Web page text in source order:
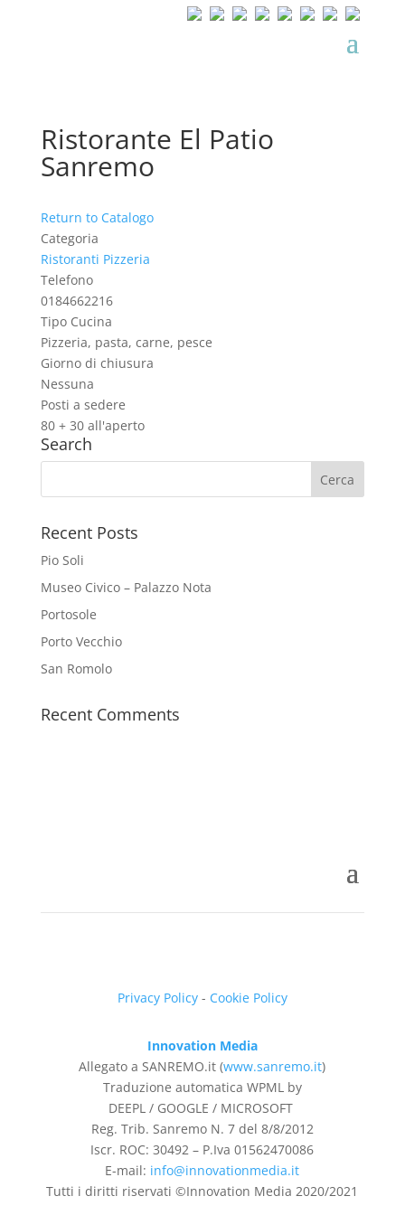
Ristorante El Patio
Sanremo
Return to Catalogo
Categoria
Ristoranti Pizzeria
Telefono
0184662216
Tipo Cucina
Pizzeria, pasta, carne, pesce
Giorno di chiusura
Nessuna
Posti a sedere
80 + 30 all'aperto
Search
Recent Posts
Pio Soli
Museo Civico – Palazzo Nota
Portosole
Porto Vecchio
San Romolo
Recent Comments
Privacy Policy- Cookie Policy
Innovation Media
Allegato a SANREMO.it (www.sanremo.it)
Traduzione automatica WPML by
DEEPL / GOOGLE / MICROSOFT
Reg. Trib. Sanremo N. 7 del 8/8/2012
Iscr. ROC: 30492 – P.Iva 01562470086
E-mail: info@innovationmedia.it
Tutti i diritti riservati ©Innovation Media 2020/2021